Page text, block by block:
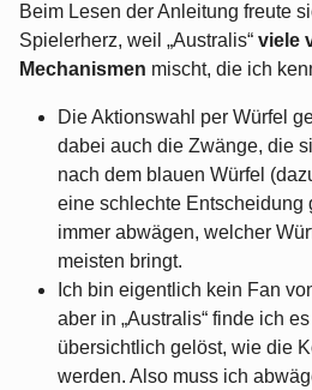
Beim Lesen der Anleitung freute
Spielerherz, weil „Australis“ viele
Mechanismen mischt, die ich
Die Aktionswahl per Würfel
dabei auch die Zwänge, die
nach dem blauen Würfel
eine schlechte Entscheidung
immer abwägen, welcher
meisten bringt.
Ich bin eigentlich kein Fan
aber in „Australis“ finde ich
übersichtlich gelöst, wie die
werden. Also muss ich